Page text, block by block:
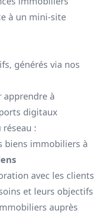
à un mini-site
générés via nos
apprendre à
digitaux
:
biens immobiliers à
avec les clients
et leurs objectifs
auprès